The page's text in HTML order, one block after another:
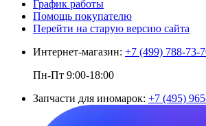
График работы
Помощь покупателю
Перейти на старую версию сайта
Интернет-магазин: +7 (499) 788-73-
Пн-Пт 9:00-18:00
Запчасти для иномарок: +7 (495)